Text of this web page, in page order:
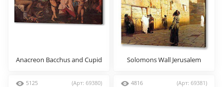
Anacreon Bacchus and Cupid Solomons Wall Jerusalem
5125 (Арт: 69380) 4816 (Арт: 69381)